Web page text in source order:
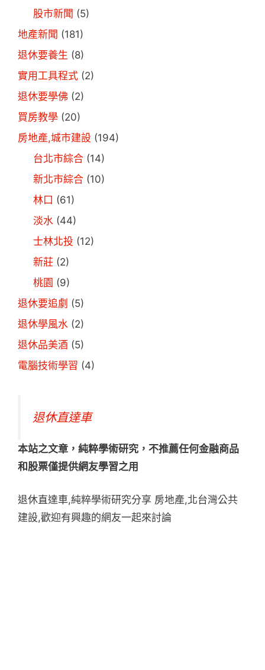
股市新聞 (5)
地產新聞 (181)
退休要養生 (8)
實用工具程式 (2)
退休要學佛 (2)
買房教學 (20)
房地產,城市建設 (194)
台北市綜合(14)
新北市綜合(10)
林口 (61)
淡水(44)
士林北投 (12)
新莊(2)
桃園 (9)
退休要追劇 (5)
退休學風水 (2)
退休品美酒 (5)
電腦技術學習 (4)
退休直達車
本站之文章，純粹學術研究，不推薦任何金融商品
和股票僅提供網友學習之用
退休直達車,純粹學術研究分享 房地產,北台灣公共
建設,歡迎有興趣的網友一起來討論